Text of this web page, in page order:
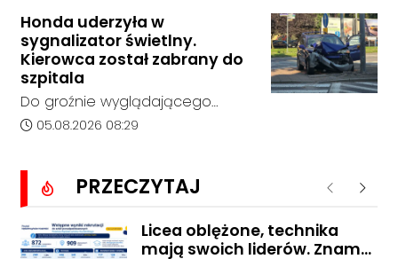
Kędzierzynie-Koźlu zakończył się
bez rozstrzygnięcia. Mimo
wcześniejszego zainteresowania
terenem ze strony sieci Dino, do
postępowania nie zgłosił się
żaden oferent.
Honda uderzyła w
sygnalizator świetlny.
Kierowca został zabrany do
szpitala
Do groźnie wyglądającego
zdarzenia drogowego doszło w
godziny 6:30 kierujący
samochodem marki Honda
zjechał z drogi i uderzył w
sygnalizator świetlny.
Data dodania artykułu:
05.08.2026 08:29
PRZECZYTAJ Poprzednie
Licea oblężone, technika
mają swoich liderów. Znamy